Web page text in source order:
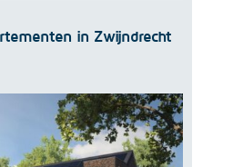
in Zwijndrecht